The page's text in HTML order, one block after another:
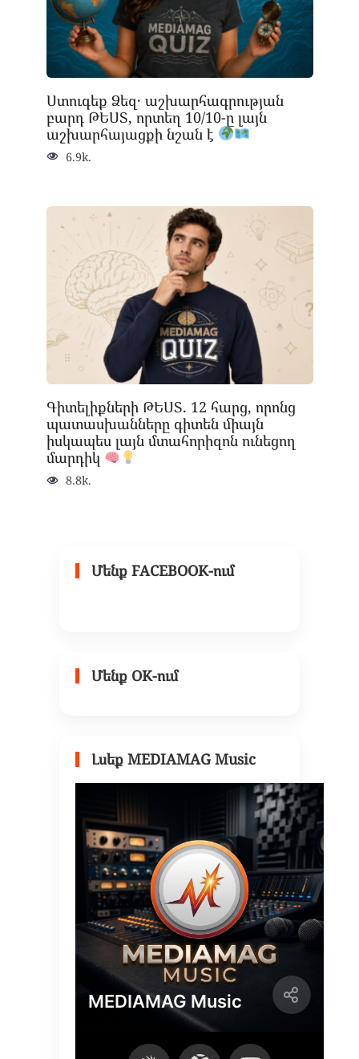
Ստուգեք Ձեզ․ աշխարհագրության
բարդ ԹԵՍՏ, որտեղ 10/10-ը լայն
աշխարհայացքի նշան է
6.9k.
Գիտելիքների ԹԵՍՏ. 12 հարց, որոնց
պատասխանները գիտեն միայն
իսկապես լայն մտահորիզոն ունեցող
մարդիկ
8.8k.
Մենք FACEBOOK-ում
Մենք OK-ում
Լսեք MEDIAMAG Music